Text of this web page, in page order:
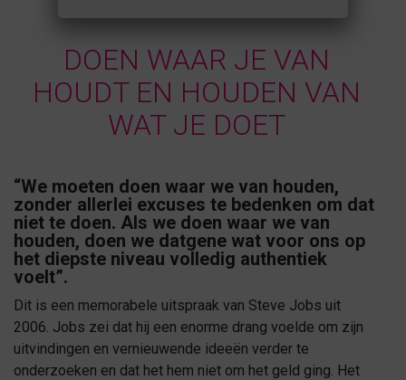
DOEN WAAR JE VAN
HOUDT EN HOUDEN VAN
WAT JE DOET
“We moeten doen waar we van houden,
zonder allerlei excuses te bedenken om dat
niet te doen. Als we doen waar we van
houden, doen we datgene wat voor ons op
het diepste niveau volledig authentiek
voelt”.
Dit is een memorabele uitspraak van Steve Jobs uit
2006. Jobs zei dat hij een enorme drang voelde om zijn
uitvindingen en vernieuwende ideeën verder te
onderzoeken en dat het hem niet om het geld ging. Het